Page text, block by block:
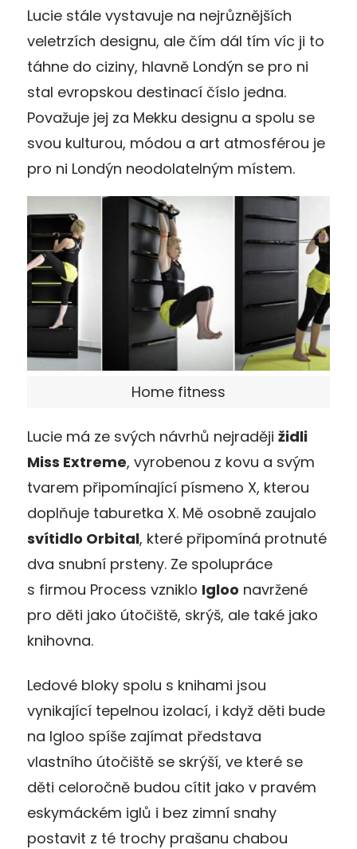
Lucie stále vystavuje na nejrůznějších
veletrzích designu, ale čím dál tím víc ji to
táhne do ciziny, hlavně Londýn se pro ni
stal evropskou destinací číslo jedna.
Považuje jej za Mekku designu a spolu se
svou kulturou, módou a art atmosférou je
pro ni Londýn neodolatelným místem.
Home fitness
Lucie má ze svých návrhů nejraději židli
Miss Extreme, vyrobenou z kovu a svým
tvarem připomínající písmeno X, kterou
doplňuje taburetka X. Mě osobně zaujalo
svítidlo Orbital, které připomíná protnuté
dva snubní prsteny. Ze spolupráce
s firmou Process vzniklo Igloo navržené
pro děti jako útočiště, skrýš, ale také jako
knihovna.
Ledové bloky spolu s knihami jsou
vynikající tepelnou izolací, i když děti bude
na Igloo spíše zajímat představa
vlastního útočiště se skrýší, ve které se
děti celoročně budou cítit jako v pravém
eskymáckém iglů i bez zimní snahy
postavit z té trochy prašanu chabou